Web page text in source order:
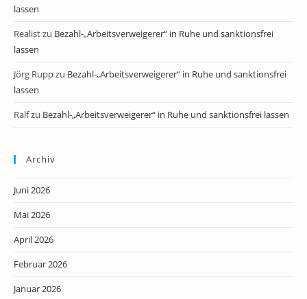
lassen
Realistzu Bezahl-„Arbeitsverweigerer“ in Ruhe und sanktionsfrei
lassen
Jörg Ruppzu Bezahl-„Arbeitsverweigerer“ in Ruhe und sanktionsfrei
lassen
Ralfzu Bezahl-„Arbeitsverweigerer“ in Ruhe und sanktionsfrei lassen
Archiv
Juni 2026
Mai 2026
April 2026
Februar 2026
Januar 2026